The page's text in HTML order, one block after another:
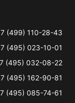
(499) 110-28-43
(495) 023-10-01
(495) 032-08-22
(495) 162-90-81
(495) 085-74-61